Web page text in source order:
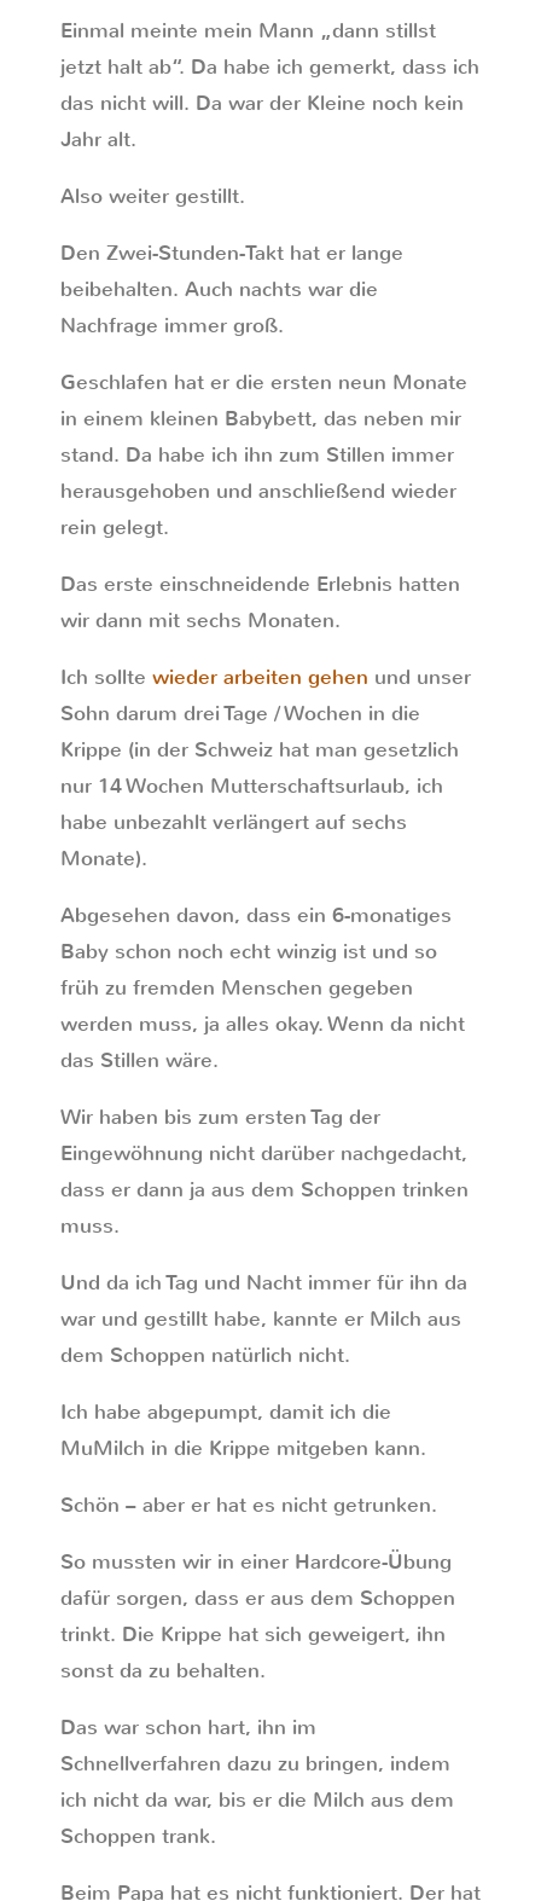
Einmal meinte mein Mann „dann stillst
jetzt halt ab“. Da habe ich gemerkt, dass ich
das nicht will. Da war der Kleine noch kein
Jahr alt.
Also weiter gestillt.
Den Zwei-Stunden-Takt hat er lange
beibehalten. Auch nachts war die
Nachfrage immer groß.
Geschlafen hat er die ersten neun Monate
in einem kleinen Babybett, das neben mir
stand. Da habe ich ihn zum Stillen immer
herausgehoben und anschließend wieder
rein gelegt.
Das erste einschneidende Erlebnis hatten
wir dann mit sechs Monaten.
Ich sollte wieder arbeiten gehen und unser
Sohn darum drei Tage / Wochen in die
Krippe (in der Schweiz hat man gesetzlich
nur 14 Wochen Mutterschaftsurlaub, ich
habe unbezahlt verlängert auf sechs
Monate).
Abgesehen davon, dass ein 6-monatiges
Baby schon noch echt winzig ist und so
früh zu fremden Menschen gegeben
werden muss, ja alles okay. Wenn da nicht
das Stillen wäre.
Wir haben bis zum ersten Tag der
Eingewöhnung nicht darüber nachgedacht,
dass er dann ja aus dem Schoppen trinken
muss.
Und da ich Tag und Nacht immer für ihn da
war und gestillt habe, kannte er Milch aus
dem Schoppen natürlich nicht.
Ich habe abgepumpt, damit ich die
MuMilch in die Krippe mitgeben kann.
Schön – aber er hat es nicht getrunken.
So mussten wir in einer Hardcore-Übung
dafür sorgen, dass er aus dem Schoppen
trinkt. Die Krippe hat sich geweigert, ihn
sonst da zu behalten.
Das war schon hart, ihn im
Schnellverfahren dazu zu bringen, indem
ich nicht da war, bis er die Milch aus dem
Schoppen trank.
Beim Papa hat es nicht funktioniert. Der hat